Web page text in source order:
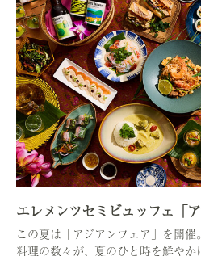
エレメンツセミビュッフェ「ア
この夏は「アジアンフェア」を開
料理の数々が、夏のひと時を鮮やか